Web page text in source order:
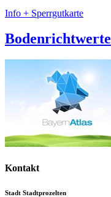
Info + Sperrgutkarte
Bodenrichtwerte
Kontakt
Stadt Stadtprozelten